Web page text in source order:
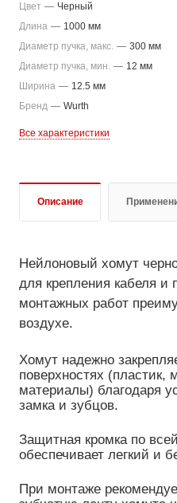
Цвет — Черный
Длина — 1000 мм
Диаметр пучка, макс. — 300 мм
Диаметр пучка, мин. — 12 мм
Ширина — 12.5 мм
Бренд — Wurth
Все характеристики
Описание
Нейлоновый хомут
для крепления кабеля и
монтажных работ
воздухе.
Хомут надежно
поверхностях
материалы) благодаря
замка и зубцов.
Защитная кромка по
обеспечивает легкий и
При монтаже